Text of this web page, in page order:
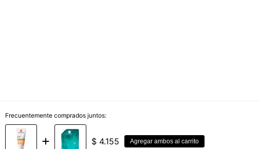
Frecuentemente comprados juntos:
$ 4.155 Agregar ambos al carrito